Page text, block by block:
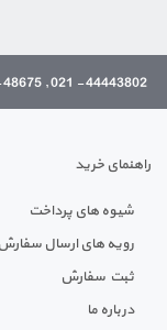
44443802 - 021 , 48675 - 021
راهنمای خرید
شیوه های پرداخت
رویه های ارسال سفارش
ثبت سفارش
درباره ما